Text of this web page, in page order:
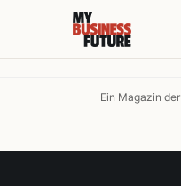
Ein Magazin der